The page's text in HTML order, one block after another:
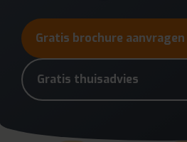
Gratis brochure aanvragen
Gratis thuisadvies